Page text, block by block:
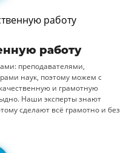
работу
преподавателями,
наук, поэтому можем с
и грамотную
Наши эксперты знают
сделают всё грамотно и без